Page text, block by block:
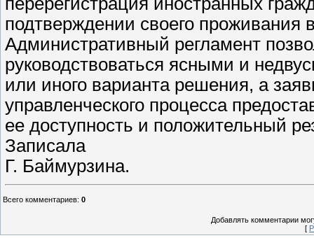
подтверждении своего проживания
Административный регламент
руководствоваться ясными и
или иного варианта решения, а
управленческого процесса
ее доступность и положительный
Записала
Г. Баймурзина.
Всего комментариев: 0
Добавлять комментарии
[